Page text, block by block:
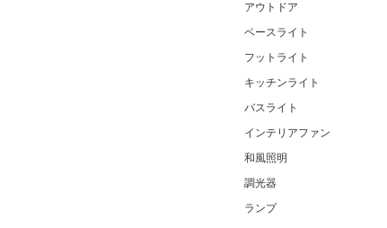
アウトドア
ベースライト
フットライト
キッチンライト
バスライト
インテリアファン
和風照明
調光器
ランプ